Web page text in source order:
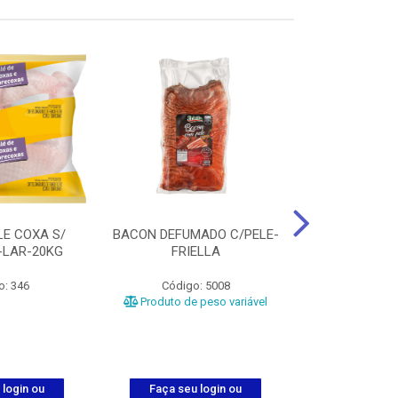
COXA S/
20KG
346
login ou
BACON DEFUMADO C/PELE-
FRIELLA
Código: 5008
Produto de peso variável
Faça seu login ou